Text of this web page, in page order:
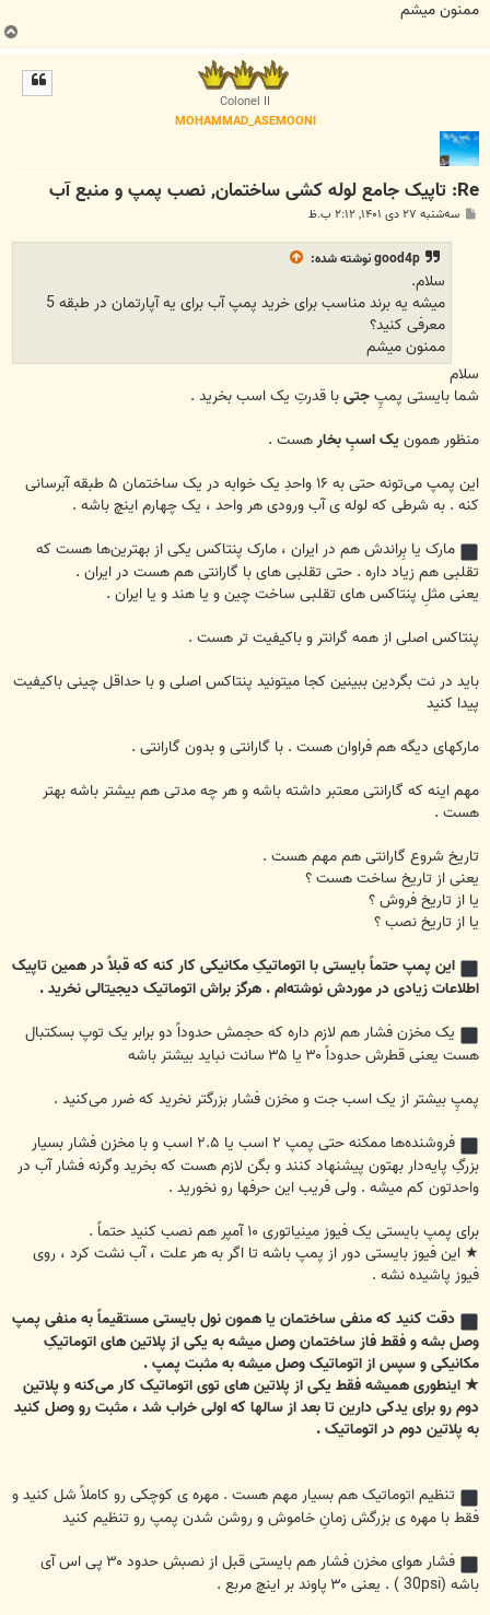
ممنون میشم
ب
ا
Colonel II
MOHAMMAD_ASEMOONI
Re: تاپیک جامع لوله کشی ساختمان, نصب پمپ و منبع آب
پ سه‌شنبه ۲۷ دی ۱۴۰۱, ۲:۱۲ ب.ظ
good4pنوشته شده:
سلام.
میشه یه برند مناسب برای خرید پمپ آب برای یه آپارتمان در طبقه 5
معرفی کنید؟
ممنون میشم
سلام
شما بایستی پمپِجتیبا قدرتِ یک اسب بخرید .
منظور همونیک اسبِ بخارهست .
این پمپ می‌تونه حتی به ۱۶ واحدِ یک خوابه در یک ساختمان ۵ طبقه آبرسانی
کنه . به شرطی که لوله ی آب ورودی هر واحد ، یک چهارم اینچ باشه .
مارک یا بِراندش هم در ایران ، مارک پنتاکس یکی از بهترین‌ها هست که
تقلبی هم زیاد داره . حتی تقلبی های با گارانتی هم هست در ایران .
یعنی مثلِ پنتاکس های تقلبی ساخت چین و یا هند و یا ایران .
پنتاکس اصلی از همه گرانتر و باکیفیت تر هست .
باید در نت بگردین ببینین کجا میتونید پنتاکس اصلی و با حداقل چینی باکیفیت
پیدا کنید
مارکهای دیگه هم فراوان هست . با گارانتی و بدون گارانتی .
مهم اینه که گارانتی معتبر داشته باشه و هر چه مدتی هم بیشتر باشه بهتر
هست .
تاریخ شروع گارانتی هم مهم هست .
یعنی از تاریخ ساخت هست ؟
یا از تاریخ فروش ؟
یا از تاریخ نصب ؟
این پمپ حتماً بایستی با اتوماتیکِ مکانیکی کار کنه که قبلاً در همین تاپیک
اطلاعات زیادی در موردش نوشته‌ام . هرگز براش اتوماتیک دیجیتالی نخرید .
یک مخزن فشار هم لازم داره که حجمش حدوداً دو برابر یک توپ بسکتبال
هست یعنی قطرش حدوداً ۳۰ یا ۳۵ سانت نباید بیشتر باشه
پمپِ بیشتر از یک اسب جت و مخزن فشار بزرگتر نخرید که ضرر می‌کنید .
فروشنده‌ها ممکنه حتی پمپ ۲ اسب یا ۲.۵ اسب و با مخزن فشار بسیار
بزرگِ پایه‌دار بهتون پیشنهاد کنند و بگن لازم هست که بخرید وگرنه فشار آب در
واحدتون کم میشه . ولی فریب این حرفها رو نخورید .
برای پمپ بایستی یک فیوز مینیاتوری ۱۰ آمپر هم نصب کنید حتماً .
★ این فیوز بایستی دور از پمپ باشه تا اگر به هر علت ، آب نشت کرد ، روی
فیوز پاشیده نشه .
دقت کنید که منفی ساختمان یا همون نول بایستی مستقیماً به منفی پمپ
وصل بشه و فقط فاز ساختمان وصل میشه به یکی از پلاتین های اتوماتیکِ
مکانیکی و سپس از اتوماتیک وصل میشه به مثبت پمپ .
★ اینطوری همیشه فقط یکی از پلاتین های توی اتوماتیک کار می‌کنه و پلاتین
دوم رو برای یدکی دارین تا بعد از سالها که اولی خراب شد ، مثبت رو وصل کنید
به پلاتین دوم در اتوماتیک .
تنظیم اتوماتیک هم بسیار مهم هست . مهره ی کوچکی رو کاملاً شل کنید و
فقط با مهره ی بزرگش زمانِ خاموش و روشن شدن پمپ رو تنظیم کنید
فشار هوای مخزن فشار هم بایستی قبل از نصبش حدود ۳۰ پی اس آی
باشه (30psi ) . یعنی ۳۰ پاوند بر اینچ مربع .